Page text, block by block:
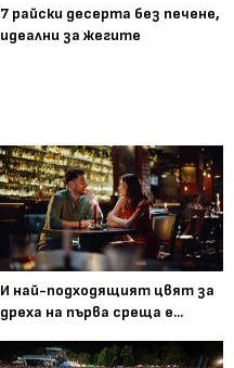
7 райски десерта без печене,
идеални за жегите
И най-подходящият цвят за
дреха на първа среща е...